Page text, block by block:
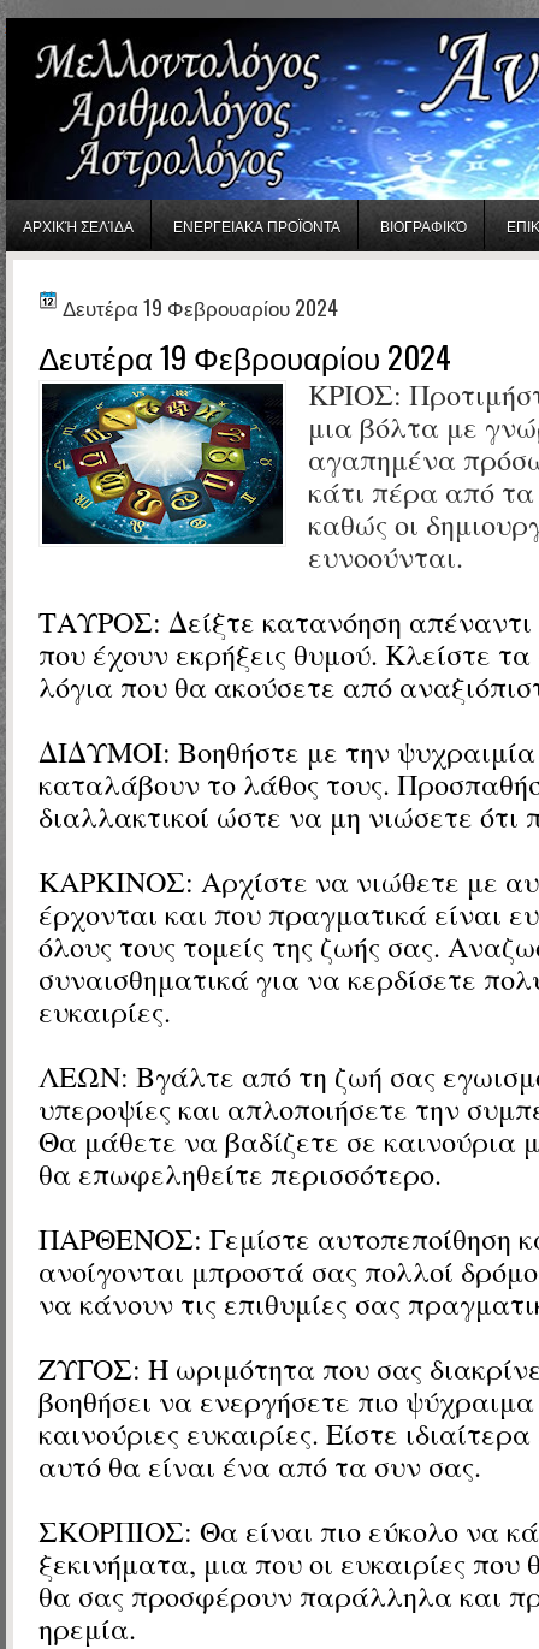
ΑΡΧΙΚΉ ΣΕΛΊΔΑ ΕΝΕΡΓΕΙΑΚΑ ΠΡΟΪΟΝΤΑ ΒΙΟΓΡΑΦΙΚΌ
Δευτέρα 19 Φεβρουαρίου 2024
Δευτέρα 19 Φεβρουαρίου 2024
ΚΡΙΟΣ:
μια βόλτα με
αγαπημένα
κάτι πέρα από
καθώς οι
ευνοούνται.
ΤΑΥΡΟΣ: Δείξτε κατανόηση απέναντι
που έχουν εκρήξεις θυμού. Κλείστε
λόγια που θα ακούσετε από
ΔΙΔΥΜΟΙ: Βοηθήστε με την
καταλάβουν το λάθος τους.
διαλλακτικοί ώστε να μη νιώσετε ότι
ΚΑΡΚΙΝΟΣ: Αρχίστε να νιώθετε με
έρχονται και που πραγματικά είναι
όλους τους τομείς της ζωής σας.
συναισθηματικά για να κερδίσετε
ευκαιρίες.
ΛΕΩΝ: Βγάλτε από τη ζωή σας
υπεροψίες και απλοποιήσετε την
Θα μάθετε να βαδίζετε σε καινούρια
θα επωφεληθείτε περισσότερο.
ΠΑΡΘΕΝΟΣ: Γεμίστε αυτοπεποίθηση
ανοίγονται μπροστά σας πολλοί
να κάνουν τις επιθυμίες σας
ΖΥΓΟΣ: Η ωριμότητα που σας
βοηθήσει να ενεργήσετε πιο ψύχραιμα
καινούριες ευκαιρίες. Είστε
αυτό θα είναι ένα από τα συν σας.
ΣΚΟΡΠΙΟΣ: Θα είναι πιο εύκολο να
ξεκινήματα, μια που οι ευκαιρίες
θα σας προσφέρουν παράλληλα και
ηρεμία.